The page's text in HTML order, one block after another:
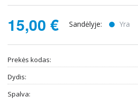
15,00 € Sandėlyje: Yra
Prekės kodas:
Dydis:
Spalva: